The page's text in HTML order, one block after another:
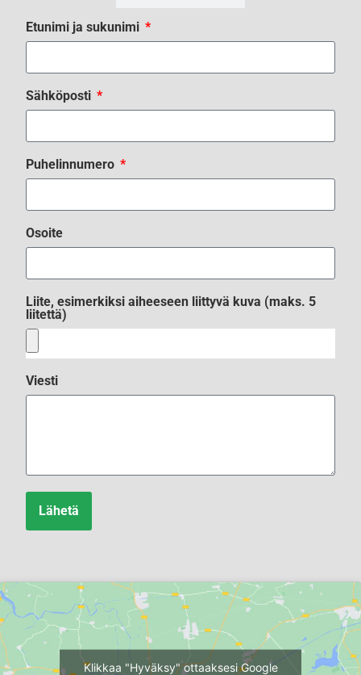
Etunimi ja sukunimi
Sähköposti
Puhelinnumero
Osoite
Liite, esimerkiksi aiheeseen liittyvä kuva (maks. 5
liitettä)
Viesti
Lähetä
Klikkaa "Hyväksy" ottaaksesi Google